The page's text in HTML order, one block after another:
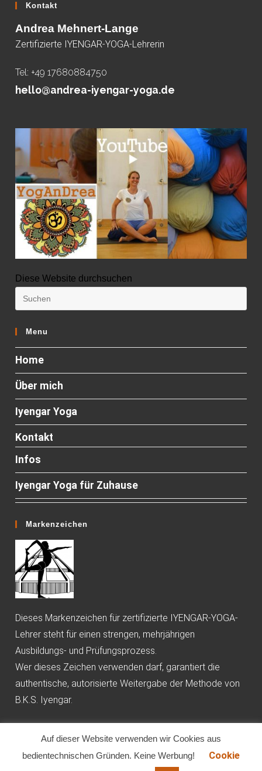
Kontakt
Andrea Mehnert-Lange
Zertifizierte IYENGAR-YOGA-Lehrerin
Tel: +49 17680884750
hello@andrea-iyengar-yoga.de
Diese Website durchsuchen
Menu
Home
Über mich
Iyengar Yoga
Kontakt
Infos
Iyengar Yoga für Zuhause
Markenzeichen
Dieses Markenzeichen für zertifizierte IYENGAR-YOGA-
Lehrer steht für einen strengen, mehrjährigen
Ausbildungs- und Prüfungsprozess.
Wer dieses Zeichen verwenden darf, garantiert die
authentische, autorisierte Weitergabe der Methode von
B.K.S. Iyengar.
Datenschutzerklärung
Auf dieser Website verwenden wir Cookies aus
bedientechnischen Gründen. Keine Werbung!
Cookie